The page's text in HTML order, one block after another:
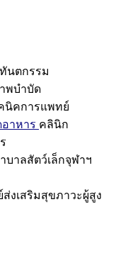
นตกรรม
พบำบัด
นิคการแพทย์
าหาร คลินิก
บาลสัตว์เล็กจุฬาฯ
งเสริมสุขภาวะผู้สูง